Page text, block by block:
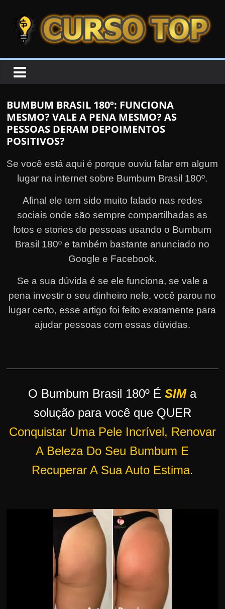
CURSOTOP
s
e
l
h
r
d
a
BUMBUM BRASIL 180º: FUNCIONA
MESMO? VALE A PENA MESMO? AS
PESSOAS DERAM DEPOIMENTOS
POSITIVOS?
Se você está aqui é porque ouviu falar em algum
lugar na internet sobre Bumbum Brasil 180º.
Afinal ele tem sido muito falado nas redes
sociais onde são sempre compartilhadas as
fotos e stories de pessoas usando o Bumbum
Brasil 180º e também bastante anunciado no
Google e Facebook.
Se a sua dúvida é se ele funciona, se vale a
pena investir o seu dinheiro nele, você parou no
lugar certo, esse artigo foi feito exatamente para
ajudar pessoas com essas dúvidas.
O Bumbum Brasil 180º ÉSIMa
solução para você que QUER
Conquistar Uma Pele Incrível, Renovar
A Beleza Do Seu Bumbum E
Recuperar A Sua Auto Estima.